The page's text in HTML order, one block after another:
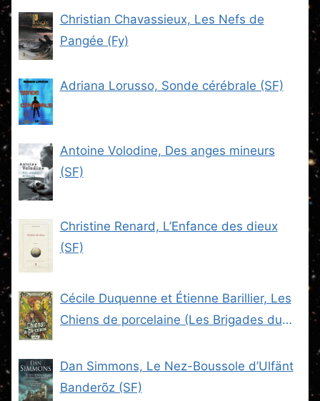
Christian Chavassieux, Les Nefs de
Pangée (Fy)
Adriana Lorusso, Sonde cérébrale (SF)
Antoine Volodine, Des anges mineurs
(SF)
Christine Renard, L’Enfance des dieux
(SF)
Cécile Duquenne et Étienne Barillier, Les
Chiens de porcelaine (Les Brigades du
Dan Simmons, Le Nez-Boussole d’Ulfänt
Banderõz (SF)